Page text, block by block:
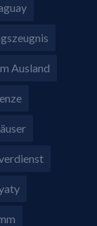
Ausland